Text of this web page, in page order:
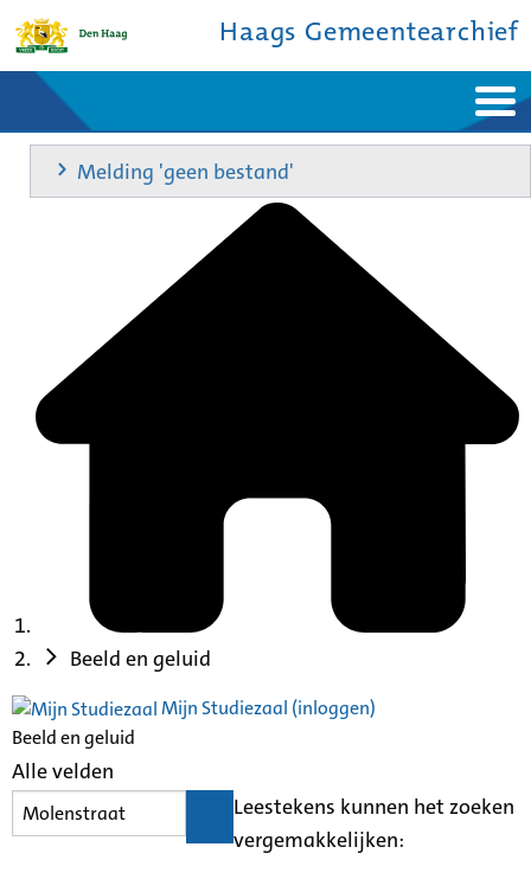
Haags Gemeentearchief
Home
Nieuws
Ontdek de stad
De studiezaal
Bronnen en collecties
Melding 'geen bestand'
Beeld en geluid
Mijn Studiezaal (inloggen)
Beeld en geluid
Alle velden
Leestekens kunnen het zoeken
vergemakkelijken: